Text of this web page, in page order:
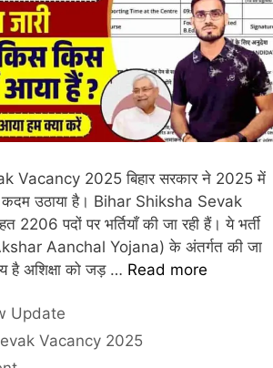
Vacancy 2025 बिहार सरकार ने 2025 में
कदम उठाया है। Bihar Shiksha Sevak
पदों पर भर्तियाँ की जा रही हैं। ये भर्ती
Aanchal Yojana) के अंतर्गत की जा
है अशिक्षा को जड़ … Read more
Update
Vacancy 2025